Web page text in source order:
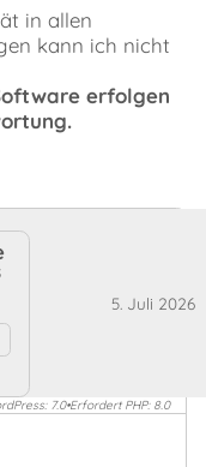
in allen
kann ich nicht
erfolgen
5. Juli 2026
7.0•Erfordert PHP: 8.0